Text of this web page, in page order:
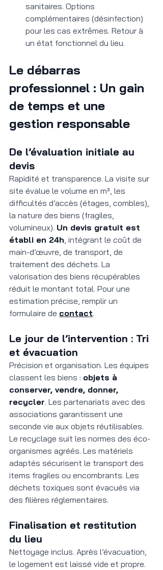
sanitaires. Options
complémentaires (désinfection)
pour les cas extrêmes. Retour à
un état fonctionnel du lieu.
Le débarras
professionnel : Un gain
de temps et une
gestion responsable
De l’évaluation initiale au
devis
Rapidité et transparence. La visite sur
site évalue le volume en m³, les
difficultés d’accès (étages, combles),
la nature des biens (fragiles,
volumineux). Un devis gratuit est
établi en 24h , intégrant le coût de
main-d’œuvre, de transport, de
traitement des déchets. La
valorisation des biens récupérables
réduit le montant total. Pour une
estimation précise, remplir un
formulaire de contact.
Le jour de l’intervention : Tri
et évacuation
Précision et organisation. Les équipes
classent les biens : objets à
conserver, vendre, donner,
recycler. Les partenariats avec des
associations garantissent une
seconde vie aux objets réutilisables.
Le recyclage suit les normes des éco-
organismes agréés. Les matériels
adaptés sécurisent le transport des
items fragiles ou encombrants. Les
déchets toxiques sont évacués via
des filières réglementaires.
Finalisation et restitution
du lieu
Nettoyage inclus. Après l’évacuation,
le logement est laissé vide et propre.